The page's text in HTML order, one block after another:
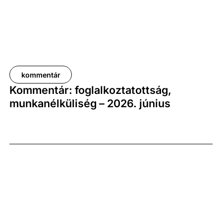
kommentár
Kommentár: foglalkoztatottság,
munkanélküliség – 2026. június